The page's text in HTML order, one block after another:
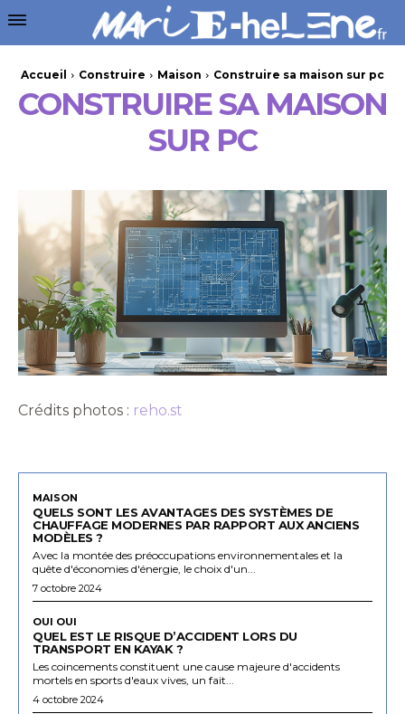
Accueil Construire Maison Construire sa maison sur pc
CONSTRUIRE SA MAISON
SUR PC
Crédits photos : reho.st
MAISON
QUELS SONT LES AVANTAGES DES SYSTÈMES DE
CHAUFFAGE MODERNES PAR RAPPORT AUX ANCIENS
MODÈLES ?
Avec la montée des préoccupations environnementales et la
quête d'économies d'énergie, le choix d'un...
7 octobre 2024
OUI OUI
QUEL EST LE RISQUE D’ACCIDENT LORS DU
TRANSPORT EN KAYAK ?
Les coincements constituent une cause majeure d'accidents
mortels en sports d'eaux vives, un fait...
4 octobre 2024